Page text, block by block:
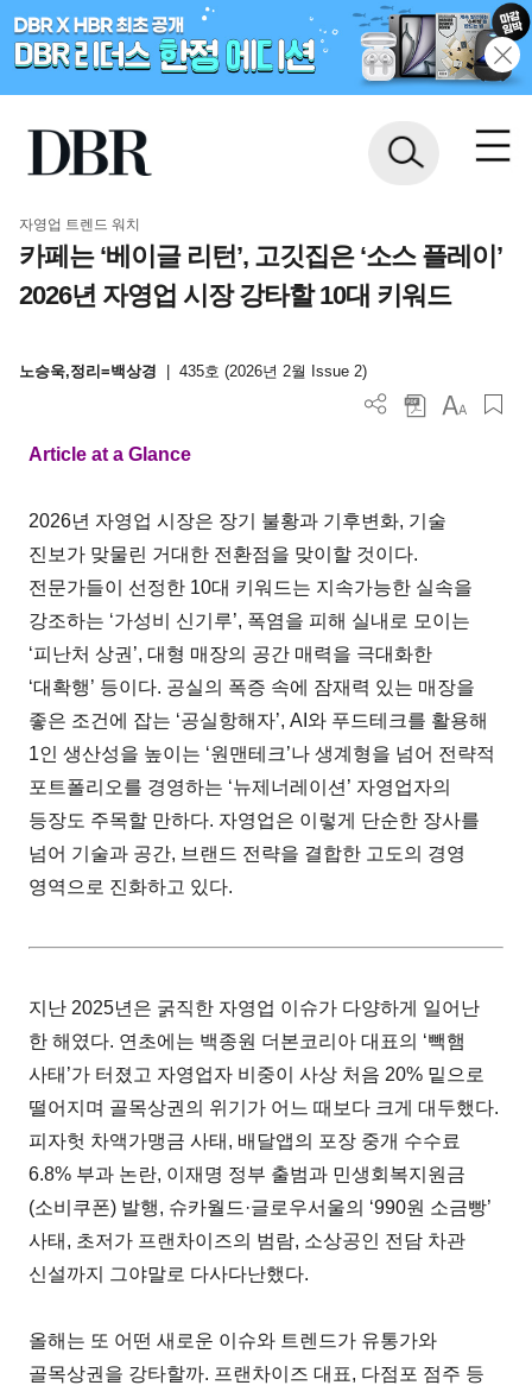
자영업 트렌드 워치
카페는 ‘베이글 리턴’, 고깃집은 ‘소스 플레이’
2026년 자영업 시장 강타할 10대 키워드
노승욱,정리=백상경 435호 (2026년 2월 Issue 2)
Article at a Glance
2026년 자영업 시장은 장기 불황과 기후변화, 기술
진보가 맞물린 거대한 전환점을 맞이할 것이다.
전문가들이 선정한 10대 키워드는 지속가능한 실속을
강조하는 ‘가성비 신기루’, 폭염을 피해 실내로 모이는
‘피난처 상권’, 대형 매장의 공간 매력을 극대화한
‘대확행’ 등이다. 공실의 폭증 속에 잠재력 있는 매장을
좋은 조건에 잡는 ‘공실항해자’, AI와 푸드테크를 활용해
1인 생산성을 높이는 ‘원맨테크’나 생계형을 넘어 전략적
포트폴리오를 경영하는 ‘뉴제너레이션’ 자영업자의
등장도 주목할 만하다. 자영업은 이렇게 단순한 장사를
넘어 기술과 공간, 브랜드 전략을 결합한 고도의 경영
영역으로 진화하고 있다.
지난 2025년은 굵직한 자영업 이슈가 다양하게 일어난
한 해였다. 연초에는 백종원 더본코리아 대표의 ‘빽햄
사태’가 터졌고 자영업자 비중이 사상 처음 20% 밑으로
떨어지며 골목상권의 위기가 어느 때보다 크게 대두했다.
피자헛 차액가맹금 사태, 배달앱의 포장 중개 수수료
6.8% 부과 논란, 이재명 정부 출범과 민생회복지원금
(소비쿠폰) 발행, 슈카월드·글로우서울의 ‘990원 소금빵’
사태, 초저가 프랜차이즈의 범람, 소상공인 전담 차관
신설까지 그야말로 다사다난했다.
올해는 또 어떤 새로운 이슈와 트렌드가 유통가와
골목상권을 강타할까. 프랜차이즈 대표, 다점포 점주 등